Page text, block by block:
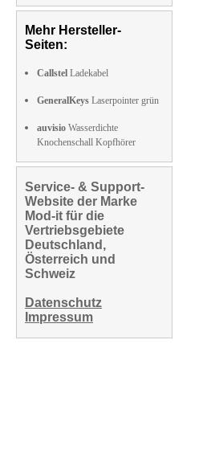
Mehr Hersteller-
Seiten:
Callstel Ladekabel
GeneralKeys Laserpointer grün
auvisio Wasserdichte
Knochenschall Kopfhörer
Service- & Support-
Website der Marke
Mod-it für die
Vertriebsgebiete
Deutschland,
Österreich und
Schweiz
Datenschutz
Impressum